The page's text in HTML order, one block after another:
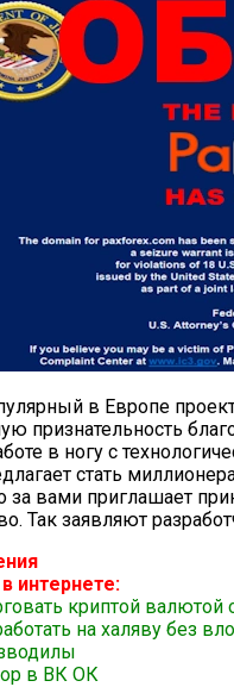
в Европе
признательность
в ногу с
стать
за вами приглашает
Так заявляют
интернете:
криптой валютой
на халяву без
в ВК ОК